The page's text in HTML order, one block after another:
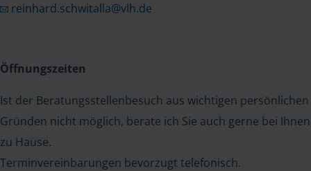
reinhard.schwitalla@vlh.de
Öffnungszeiten
Ist der Beratungsstellenbesuch aus wichtigen persönlichen
Gründen nicht möglich, berate ich Sie auch gerne bei Ihnen
zu Hause.
Terminvereinbarungen bevorzugt telefonisch.